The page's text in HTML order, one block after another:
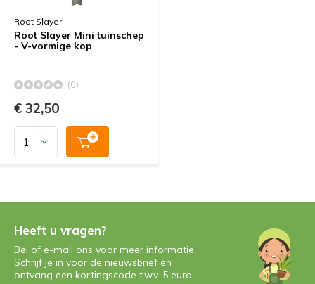
Root Slayer
Root Slayer Mini tuinschep
- V-vormige kop
(0)
€ 32,50
Heeft u vragen?
Bel of e-mail ons voor meer informatie.
Schrijf je in voor de nieuwsbrief en
ontvang een kortingscode t.w.v. 5 euro